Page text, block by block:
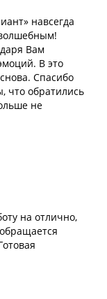
навсегда
Вам
В это
Спасибо
что обратились
не
на отлично,